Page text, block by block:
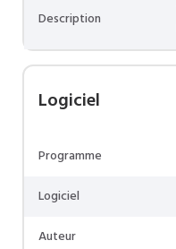
Description
Logiciel
Programme
Logiciel
Auteur